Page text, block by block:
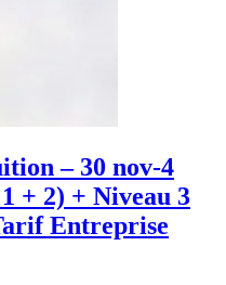
– 30 nov-4
+ 2) + Niveau 3
Entreprise